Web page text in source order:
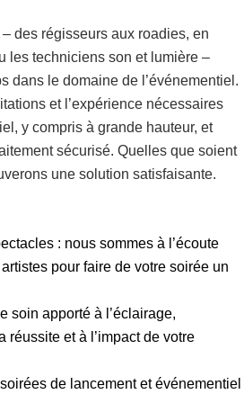
des régisseurs aux roadies, en
les techniciens son et lumière –
dans le domaine de l’événementiel.
et l’expérience nécessaires
y compris à grande hauteur, et
sécurisé. Quelles que soient
une solution satisfaisante.
: nous sommes à l’écoute
pour faire de votre soirée un
soin apporté à l’éclairage,
réussite et à l’impact de votre
de lancement et événementiel